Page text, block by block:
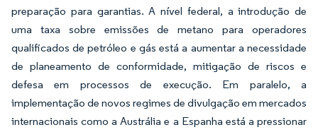
preparação para garantias. A nível federal, a introdução de
uma taxa sobre emissões de metano para operadores
qualificados de petróleo e gás está a aumentar a necessidade
de planeamento de conformidade, mitigação de riscos e
defesa em processos de execução. Em paralelo, a
implementação de novos regimes de divulgação em mercados
internacionais como a Austrália e a Espanha está a pressionar